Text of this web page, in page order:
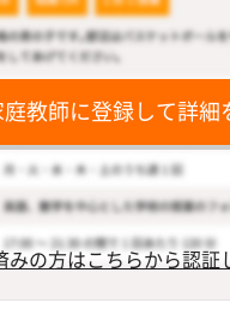
庭教師に登録して詳細
みの方はこちらから認証